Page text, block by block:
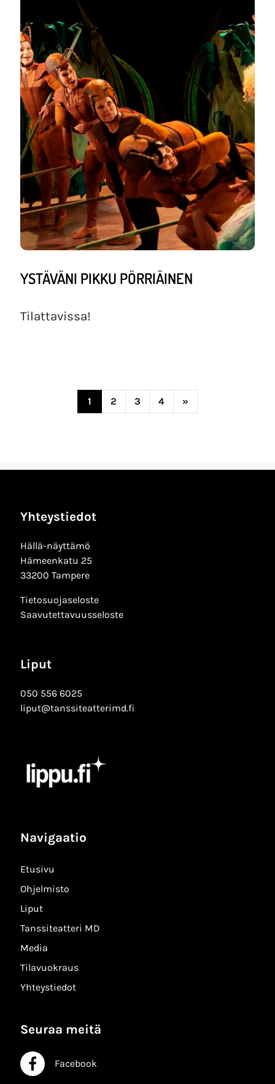
YSTÄVÄNI PIKKU PÖRRIÄINEN
Tilattavissa!
1 2 3 4 »
Yhteystiedot
Hällä-näyttämö
Hämeenkatu 25
33200 Tampere
Tietosuojaseloste
Saavutettavuusseloste
Liput
050 556 6025
liput@tanssiteatterimd.fi
Navigaatio
Etusivu
Ohjelmisto
Liput
Tanssiteatteri MD
Media
Tilavuokraus
Yhteystiedot
Seuraa meitä
Facebook
Facebook